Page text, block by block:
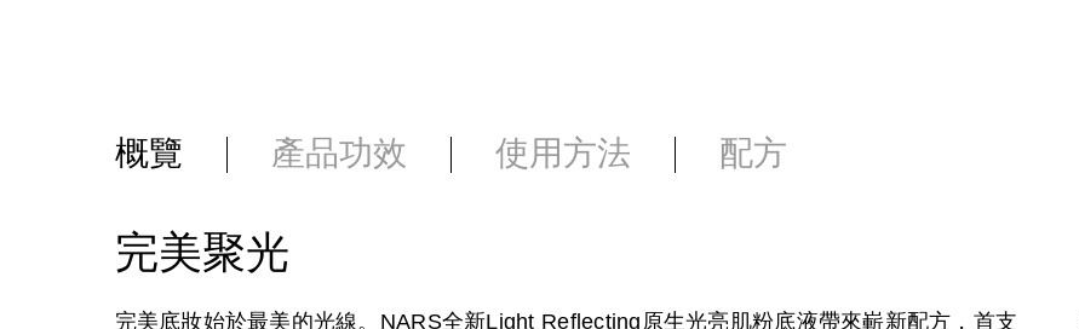
概覽 產品功效 使用方法 配方
完美聚光
完美底妝始於最美的光線。NARS全新Light Reflecting原生光亮肌粉底液帶來嶄新配方，首支